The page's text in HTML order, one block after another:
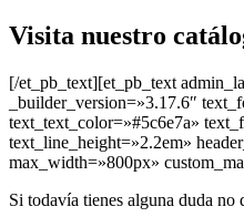
Visita nuestro
[/et_pb_text][et_pb_text
_builder_version=»3.17.6″
text_text_color=»#5c6e7a»
text_line_height=»2.2em»
max_width=»800px»
Si todavía tienes alguna duda no